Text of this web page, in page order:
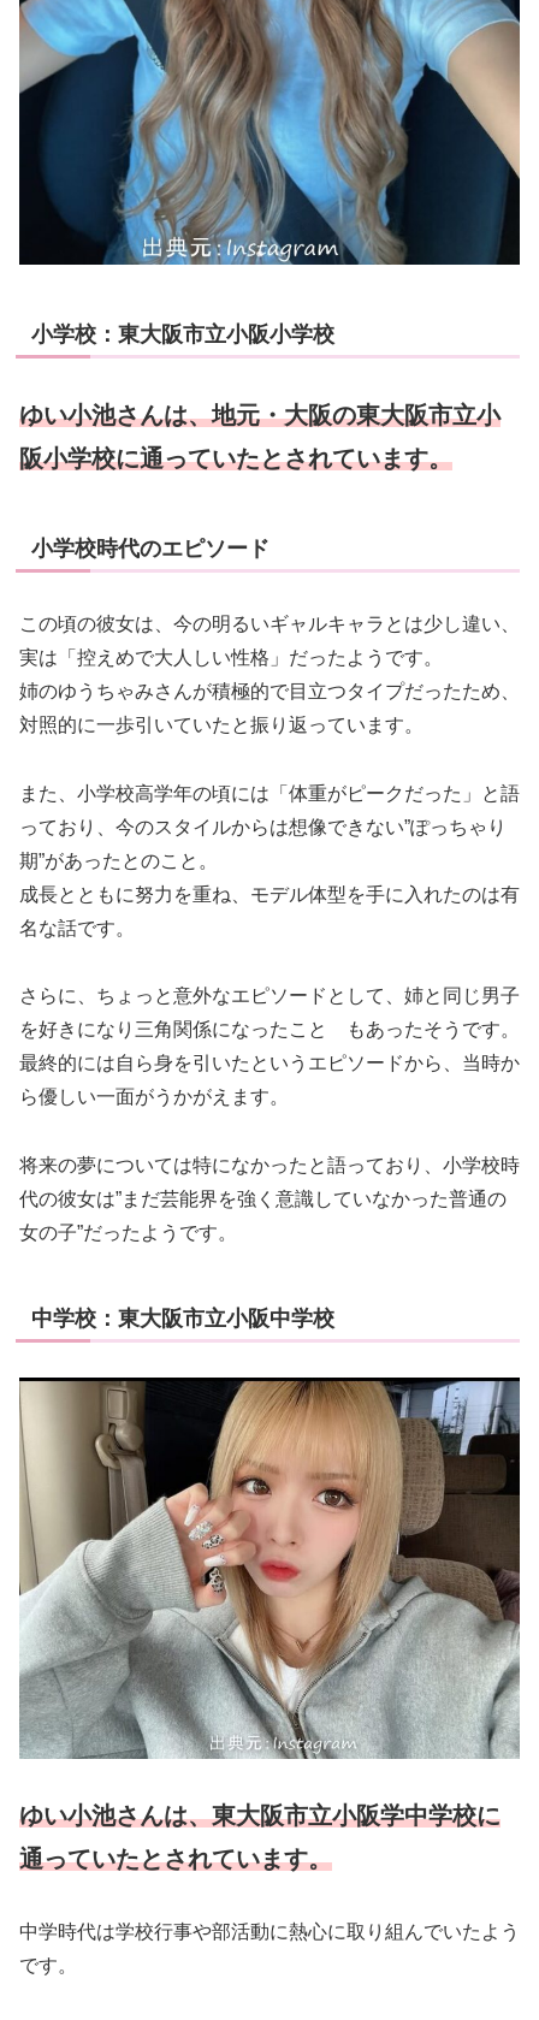
小学校：東大阪市立小阪小学校
ゆい小池さんは、地元・大阪の東大阪市立小
阪小学校に通っていたとされています。
小学校時代のエピソード
この頃の彼女は、今の明るいギャルキャラとは少し違い、
実は「控えめで大人しい性格」だったようです。
姉のゆうちゃみさんが積極的で目立つタイプだったため、
対照的に一歩引いていたと振り返っています。
また、小学校高学年の頃には「体重がピークだった」と語
っており、今のスタイルからは想像できない”ぽっちゃり
期”があったとのこと。
成長とともに努力を重ね、モデル体型を手に入れたのは有
名な話です。
さらに、ちょっと意外なエピソードとして、姉と同じ男子
を好きになり三角関係になったこと もあったそうです。
最終的には自ら身を引いたというエピソードから、当時か
ら優しい一面がうかがえます。
将来の夢については特になかったと語っており、小学校時
代の彼女は”まだ芸能界を強く意識していなかった普通の
女の子”だったようです。
中学校：東大阪市立小阪中学校
ゆい小池さんは、東大阪市立小阪学中学校に
通っていたとされています。
中学時代は学校行事や部活動に熱心に取り組んでいたよう
です。